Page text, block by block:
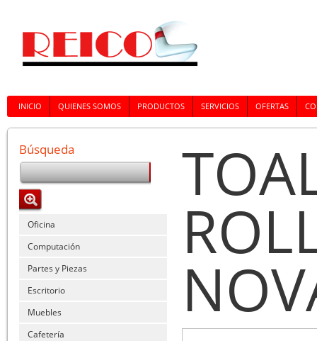
INICIO QUIENES SOMOS PRODUCTOS SERVICIOS OFERTAS
Búsqueda
Oficina
Computación
Partes y Piezas
Escritorio
Muebles
Cafetería